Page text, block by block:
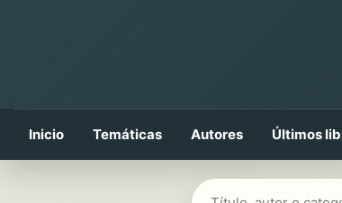
Inicio Temáticas Autores Últimos
Buscar libros